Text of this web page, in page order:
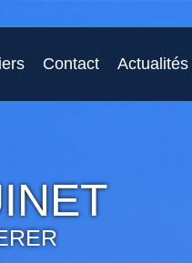
Contact Actualités